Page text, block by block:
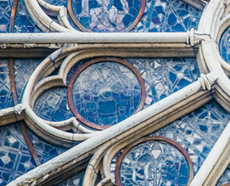
Dievnami
Iepazīsti
kristietību
Misija
Indijā
Rīts
Draudzēm